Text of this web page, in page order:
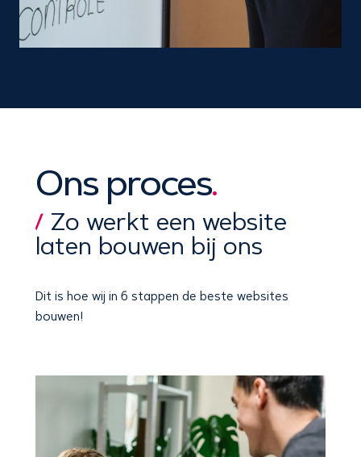
Ons proces.
Zo werkt een website
laten bouwen bij ons
Dit is hoe wij in 6 stappen de beste websites
bouwen!